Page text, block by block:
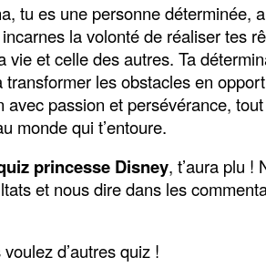
tu es une personne déterminée,
la volonté de réaliser tes
vie et celle des autres. Ta
transformer les obstacles en
avec passion et persévérance,
monde qui t’entoure.
princesse Disney, t’aura plu !
et nous dire dans les
d’autres quiz !